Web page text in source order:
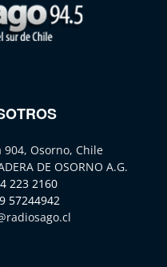
904, Osorno, Chile
DE OSORNO A.G.
223 2160
57244942